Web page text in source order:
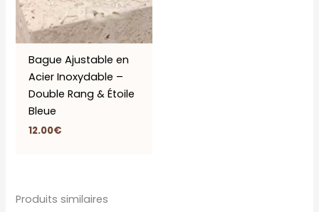
Bague Ajustable en
Acier Inoxydable –
Double Rang & Étoile
Bleue
12.00€
Produits similaires